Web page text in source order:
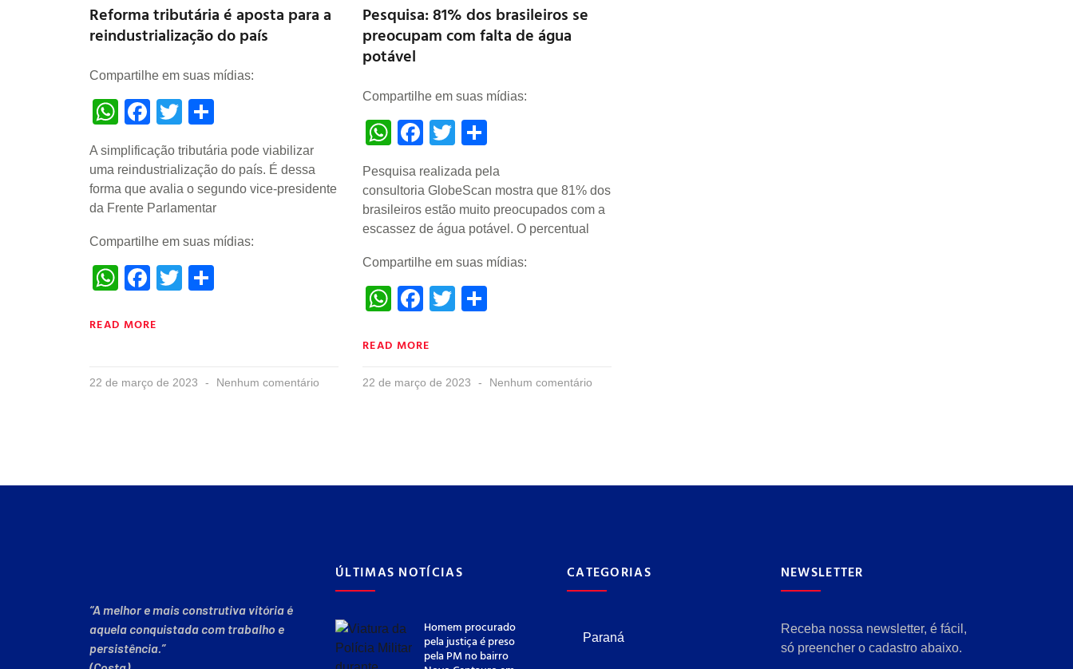
Reforma tributária é aposta para a
reindustrialização do país
Compartilhe em suas mídias:
WhatsApp
Facebook
Twitter
A simplificação tributária pode viabilizar
uma reindustrialização do país. É dessa
forma que avalia o segundo vice-presidente
da Frente Parlamentar
Compartilhe em suas mídias:
WhatsApp
Facebook
Twitter
READ MORE
22 de março de 2023 Nenhum comentário
Pesquisa: 81% dos brasileiros se
preocupam com falta de água
potável
Compartilhe em suas mídias:
WhatsApp
Facebook
Twitter
Pesquisa realizada pela
consultoria GlobeScan mostra que 81% dos
brasileiros estão muito preocupados com a
escassez de água potável. O percentual
Compartilhe em suas mídias:
WhatsApp
Facebook
Twitter
READ MORE
22 de março de 2023 Nenhum comentário
“A melhor e mais construtiva vitória é
aquela conquistada com trabalho e
persistência.”
ÚLTIMAS NOTÍCIAS
Homem procurado
pela justiça é preso
pela PM no bairro
CATEGORIAS
Paraná
NEWSLETTER
Receba nossa newsletter, é fácil,
só preencher o cadastro abaixo.